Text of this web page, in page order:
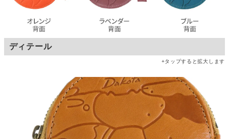
ディテール
+タップすると拡大します